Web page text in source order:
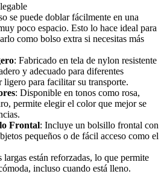
se puede doblar fácilmente en una
poco espacio. Esto lo hace ideal para
como bolso extra si necesitas más
: Fabricado en tela de nylon resistente
y adecuado para diferentes
ligero para facilitar su transporte.
: Disponible en tonos como rosa,
permite elegir el color que mejor se
Frontal: Incluye un bolsillo frontal con
pequeños o de fácil acceso como el
largas están reforzadas, lo que permite
incluso cuando está lleno.